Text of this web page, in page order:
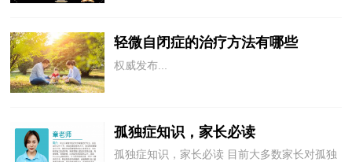
轻微自闭症的治疗方法有哪些
权威发布...
孤独症知识，家长必读
孤独症知识，家长必读 目前大多数家长对孤独